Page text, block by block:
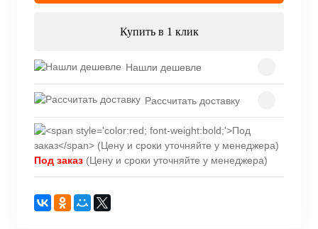
Купить в 1 клик
Нашли дешевле
Рассчитать доставку
Под заказ (Цену и сроки уточняйте у менеджера)